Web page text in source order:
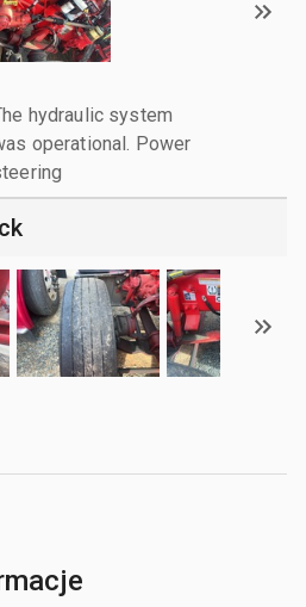
hydraulic system
operational. Power